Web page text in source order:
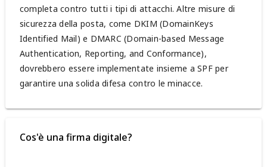
completa contro tutti i tipi di attacchi. Altre misure di
sicurezza della posta, come DKIM (DomainKeys
Identified Mail) e DMARC (Domain-based Message
Authentication, Reporting, and Conformance),
dovrebbero essere implementate insieme a SPF per
garantire una solida difesa contro le minacce.
Cos'è una firma digitale?